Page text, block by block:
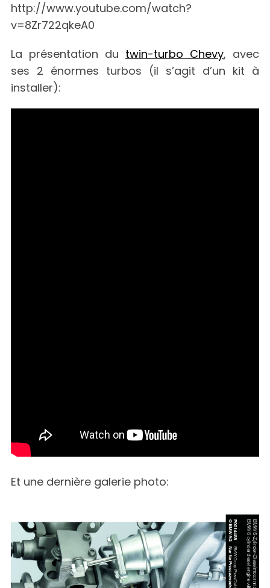
http://www.youtube.com/watch?
v=8Zr722qkeA0
La présentation du twin-turbo Chevy, avec
ses 2 énormes turbos (il s’agit d’un kit à
installer):
Et une dernière galerie photo: